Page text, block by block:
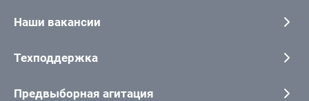
Наши вакансии
Техподдержка
Предвыборная агитация